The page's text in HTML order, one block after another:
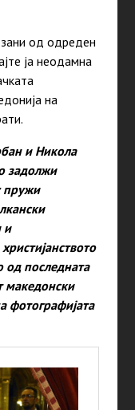
од одреден
ја неодамна
на
и Никола
задолжи
пружи
и
од последната
македонски
фотографијата